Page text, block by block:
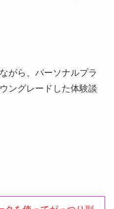
がら、パーソナルプラ
ングレードした体験談